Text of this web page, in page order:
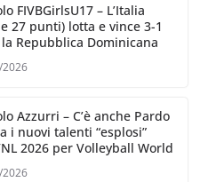
FIVBGirlsU17 – L’Italia
27 punti) lotta e vince 3-1
Repubblica Dominicana
Azzurri – C’è anche Pardo
i nuovi talenti “esplosi”
2026 per Volleyball World